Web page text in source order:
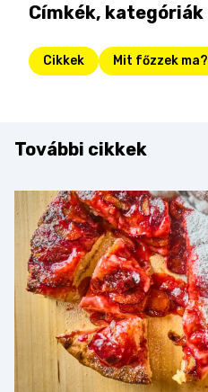
Címkék, kategóriák
Cikkek Mit főzzek ma?
További cikkek